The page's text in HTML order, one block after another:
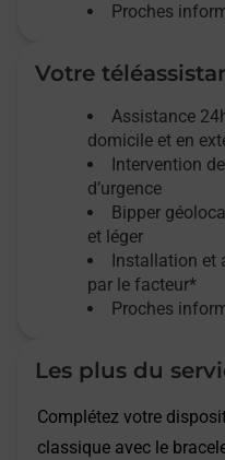
Proches
Votre
Assistance
domicile et en
Intervention
d’urgence
Bipper
et léger
Installation et
par le facteur*
Proches
Les plus du
Complétez votre
classique avec le